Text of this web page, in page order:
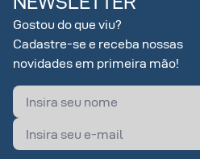
Gostou do que viu?
Cadastre-se e receba nossas
novidades em primeira mão!